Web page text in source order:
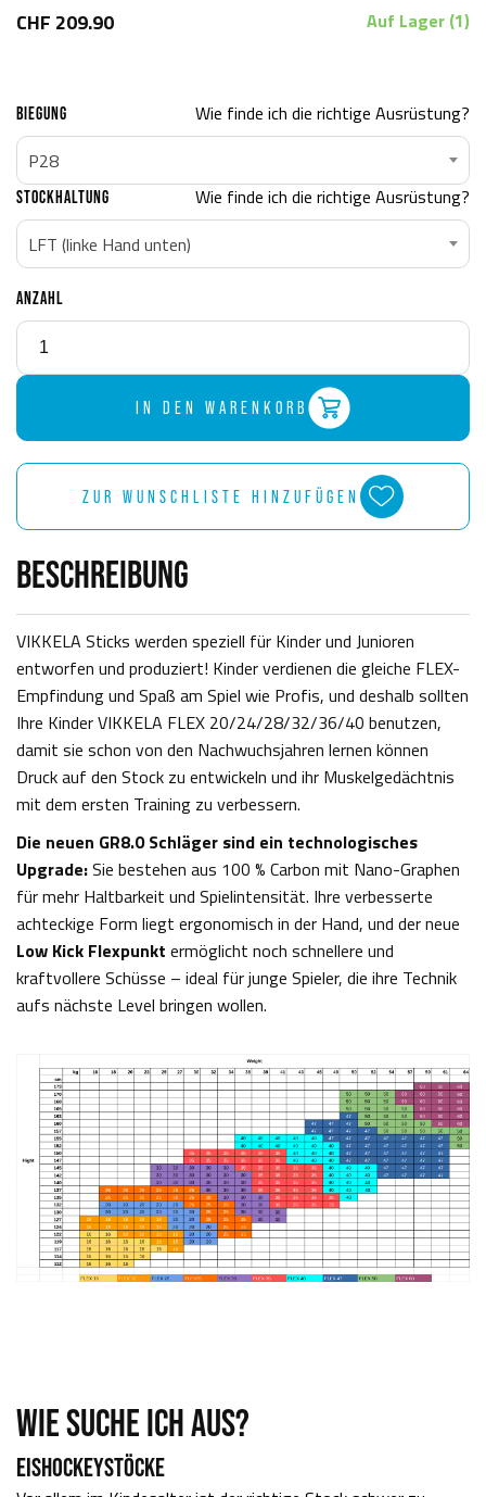
CHF 209.90 Auf Lager (1)
BIEGUNG
Wie finde ich die richtige Ausrüstung?
P28
STOCKHALTUNG
Wie finde ich die richtige Ausrüstung?
LFT (linke Hand unten)
ANZAHL
IN DEN WARENKORB
ZUR WUNSCHLISTE HINZUFÜGEN
BESCHREIBUNG
VIKKELA Sticks werden speziell für Kinder und Junioren
entworfen und produziert! Kinder verdienen die gleiche FLEX-
Empfindung und Spaß am Spiel wie Profis, und deshalb sollten
Ihre Kinder VIKKELA FLEX 20/24/28/32/36/40 benutzen,
damit sie schon von den Nachwuchsjahren lernen können
Druck auf den Stock zu entwickeln und ihr Muskelgedächtnis
mit dem ersten Training zu verbessern.
Die neuen GR8.0 Schläger sind ein technologisches
Upgrade:Sie bestehen aus 100 % Carbon mit Nano-Graphen
für mehr Haltbarkeit und Spielintensität. Ihre verbesserte
achteckige Form liegt ergonomisch in der Hand, und der neue
Low Kick Flexpunkt ermöglicht noch schnellere und
kraftvollere Schüsse – ideal für junge Spieler, die ihre Technik
aufs nächste Level bringen wollen.
WIE SUCHE ICH AUS?
EISHOCKEYSTÖCKE